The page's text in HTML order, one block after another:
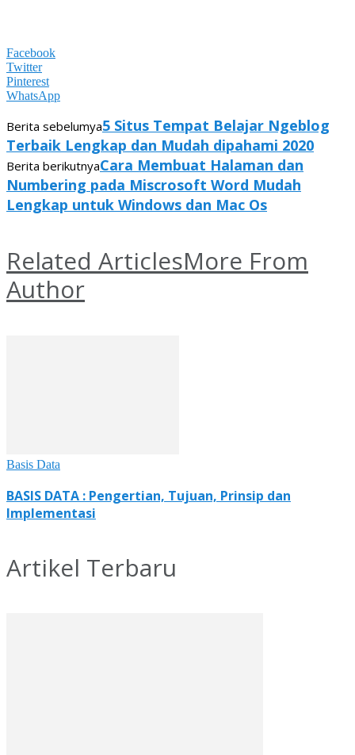
Facebook
Twitter
Pinterest
WhatsApp
Berita sebelumya5 Situs Tempat Belajar Ngeblog
Terbaik Lengkap dan Mudah dipahami 2020
Berita berikutnyaCara Membuat Halaman dan
Numbering pada Miscrosoft Word Mudah
Lengkap untuk Windows dan Mac Os
Related ArticlesMore From
Author
Basis Data
BASIS DATA : Pengertian, Tujuan, Prinsip dan
Implementasi
Artikel Terbaru